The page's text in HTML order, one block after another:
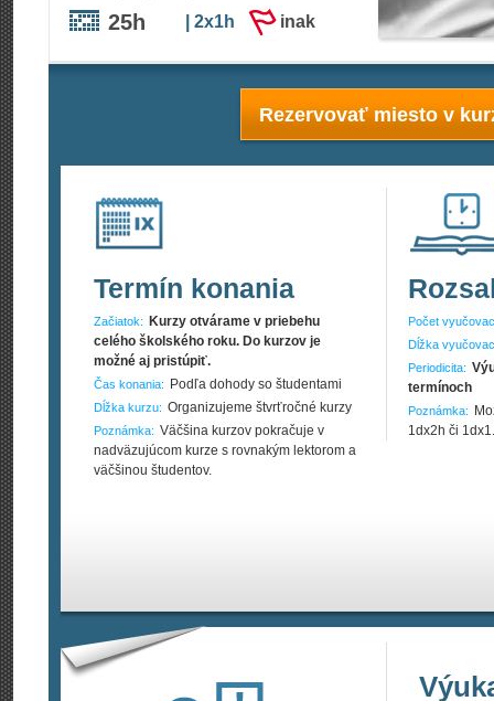
25h | 2x1h inak
Rezervovať miesto v
Termín konania
Začiatok:
Kurzy otvárame v priebehu
celého školského roku. Do kurzov je
možné aj pristúpiť.
Čas konania: Podľa dohody so študentami
Dĺžka kurzu: Organizujeme štvrťročné kurzy
Poznámka: Väčšina kurzov pokračuje v
nadväzujúcom kurze s rovnakým lektorom a
väčšinou študentov.
Počet
Dĺžka
Periodicita:
termínoch
Poznámka:
1dx2h či